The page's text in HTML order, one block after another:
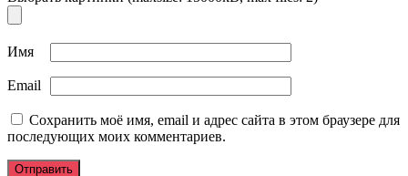
Имя
Email
Сохранить моё имя, email и адрес сайта в этом браузере для
последующих моих комментариев.